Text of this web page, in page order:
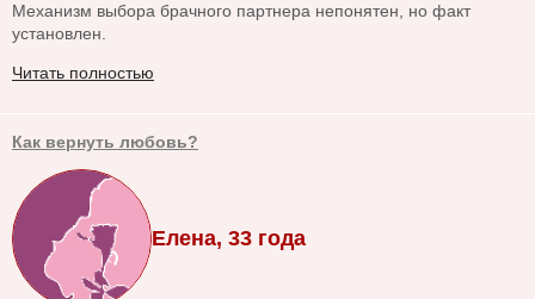
Механизм выбора брачного партнера непонятен, но факт
установлен.
Читать полностью
Как вернуть любовь?
Елена, 33 года